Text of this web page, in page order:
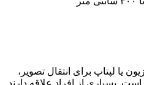
یا لپتاپ برای انتقال تصویر،
بسیاری از افراد علاقه دارند